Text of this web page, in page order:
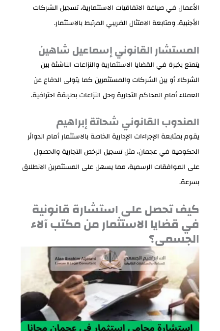
الأعمال في صياغة الاتفاقيات الاستثمارية، تسجيل الشركات
الأجنبية، ومتابعة الامتثال الضريبي المرتبط بالاستثمار.
المستشار القانوني إسماعيل شاهين
يتمتع بخبرة في القضايا الاستثمارية والنزاعات الناشئة بين
الشركاء أو بين الشركات والمستثمرين كما يتولى الدفاع عن
العملاء أمام المحاكم التجارية وحل النزاعات بطريقة احترافية.
المندوب القانوني شحاتة إبراهيم
يقوم بمتابعة الإجراءات الإدارية الخاصة بالاستثمار أمام الدوائر
الحكومية في عجمان، مثل تسجيل الرخص التجارية والحصول
على الموافقات الرسمية، مما يسهل على المستثمرين الانطلاق
بسرعة.
كيف تحصل على استشارة قانونية
في قضايا الاستثمار من مكتب آلاء
الجسمي؟